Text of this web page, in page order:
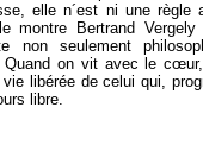
elle n´est ni une règle
montre Bertrand
non seulement
Quand on vit avec le
libérée de celui qui,
libre.